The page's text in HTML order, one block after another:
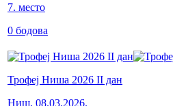
7. место
0 бодова
Трофеј Ниша 2026 II дан
Ниш, 08.03.2026.